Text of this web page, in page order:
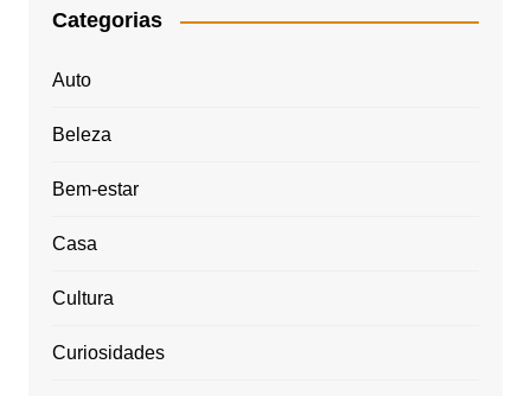
Categorias
Auto
Beleza
Bem-estar
Casa
Cultura
Curiosidades